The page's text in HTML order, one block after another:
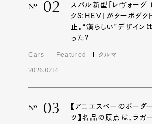
Nº 02
スバル新型「レヴォーグ
クS:HEV」がターボダク
止。“漢らしい”デザイン
った?
Cars Featured クルマ
2026.07.14
Nº 03
【アニエスベーのボーダ
ツ】名品の原点は、ラガ